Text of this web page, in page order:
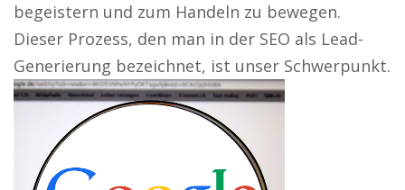
begeistern und zum Handeln zu bewegen.
Dieser Prozess, den man in der SEO als Lead-
Generierung bezeichnet, ist unser Schwerpunkt.